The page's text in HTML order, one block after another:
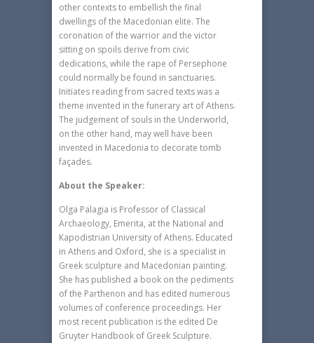
other contexts to embellish the final
dwellings of the Macedonian elite. The
coronation of the warrior and the victor
sitting on spoils derive from civic
dedications, while the rape of Persephone
could normally be found in sanctuaries.
Initiates reading from sacred texts was a
theme invented in the funerary art of Athens.
The judgement of souls in the Underworld,
on the other hand, may well have been
invented in Macedonia to decorate tomb
façades.
About the Speaker:
Olga Palagia is Professor of Classical
Archaeology, Emerita, at the National and
Kapodistrian University of Athens. Educated
in Athens and Oxford, she is a specialist in
Greek sculpture and Macedonian painting.
She has published a book on the pediments
of the Parthenon and has edited numerous
volumes of conference proceedings. Her
most recent publication is the edited De
Gruyter Handbook of Greek Sculpture.